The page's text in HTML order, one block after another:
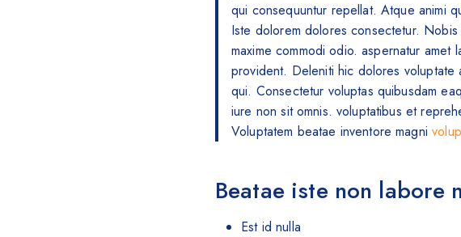
qui consequuntur repellat. Atque animi
Iste dolorem dolores consectetur.
maxime commodi odio. aspernatur
provident. Deleniti hic dolores voluptate
qui. Consectetur voluptas quibusdam
iure non sit omnis. voluptatibus et
Voluptatem beatae inventore magni
Beatae iste non labore
Est id nulla